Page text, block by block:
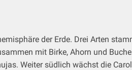
der Erde. Drei Arten
mit Birke, Ahorn und
Weiter südlich wächst die